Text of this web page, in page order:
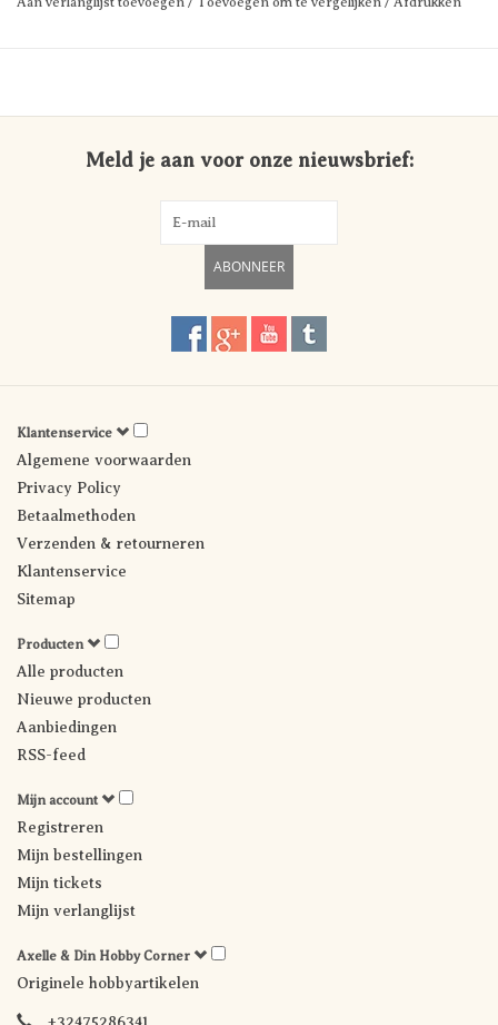
Meld je aan voor onze nieuwsbrief:
ABONNEER
Klantenservice
Algemene voorwaarden
Privacy Policy
Betaalmethoden
Verzenden & retourneren
Klantenservice
Sitemap
Producten
Alle producten
Nieuwe producten
Aanbiedingen
RSS-feed
Mijn account
Registreren
Mijn bestellingen
Mijn tickets
Mijn verlanglijst
Axelle & Din Hobby Corner
Originele hobbyartikelen